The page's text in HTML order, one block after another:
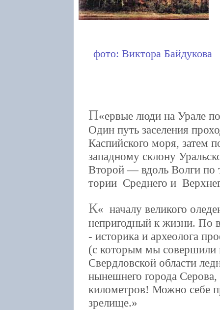
фото: Виктора Байдукова
П ервые люди на Урале
Один путь заселения
Каспийского моря, затем
западному склону
Второй — вдоль Волги по
тории Среднего и
К
началу великого
непригодный к жизни. По
- историка и археолога
(с которым мы совершили
Свердловской области
нынешнего города
километров! Можно себе
зрелище.